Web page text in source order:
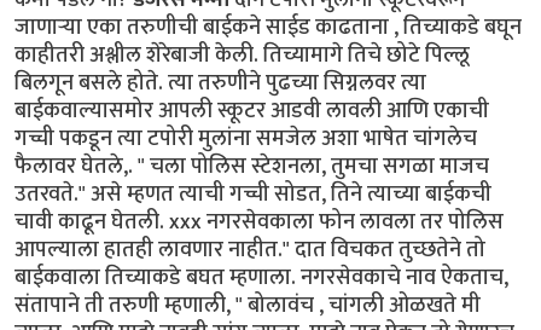
जाणाऱ्या एका तरुणीची बाईकने साईड काढताना , तिच्याकडे बघून
काहीतरी अश्लील शेरेबाजी केली. तिच्यामागे तिचे छोटे पिल्लू
बिलगून बसले होते. त्या तरुणीने पुढच्या सिग्नलवर त्या
बाईकवाल्यासमोर आपली स्कूटर आडवी लावली आणि एकाची
गच्ची पकडून त्या टपोरी मुलांना समजेल अशा भाषेत चांगलेच
फैलावर घेतले,. " चला पोलिस स्टेशनला, तुमचा सगळा माजच
उतरवते." असे म्हणत त्याची गच्ची सोडत, तिने त्याच्या बाईकची
चावी काढून घेतली. xxx नगरसेवकाला फोन लावला तर पोलिस
आपल्याला हातही लावणार नाहीत." दात विचकत तुच्छतेने तो
बाईकवाला तिच्याकडे बघत म्हणाला. नगरसेवकाचे नाव ऐकताच,
संतापाने ती तरुणी म्हणाली, " बोलावंच , चांगली ओळखते मी